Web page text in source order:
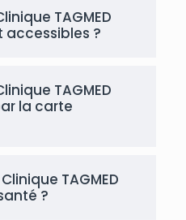
TAGMED
?
TAGMED
la carte
TAGMED
?